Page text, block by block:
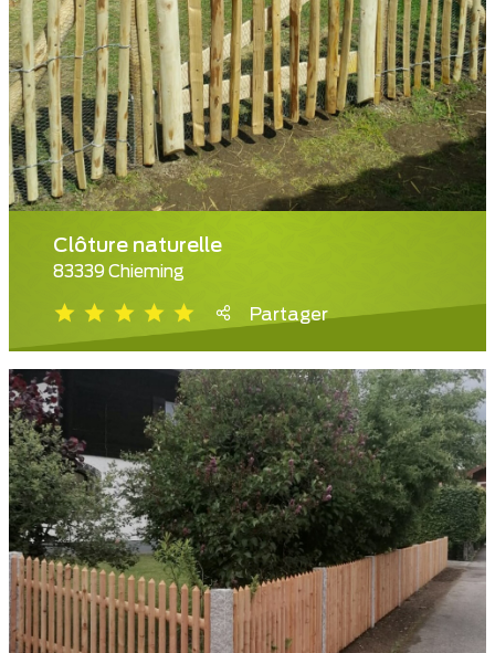
Clôture naturelle
83339 Chieming
Partager